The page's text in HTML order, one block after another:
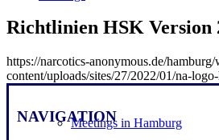
Meetings in Hamburg
Richtlinien HSK Version
https://narcotics-anonymous.de/
content/uploads/sites/27/2022/01/na-
NAVIGATION